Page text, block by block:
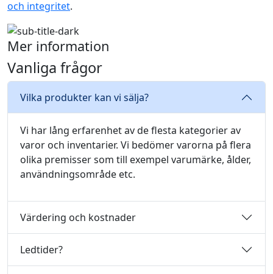
och integritet.
Mer information
Vanliga frågor
Vilka produkter kan vi sälja?
Vi har lång erfarenhet av de flesta kategorier av
varor och inventarier. Vi bedömer varorna på flera
olika premisser som till exempel varumärke, ålder,
användningsområde etc.
Värdering och kostnader
Ledtider?